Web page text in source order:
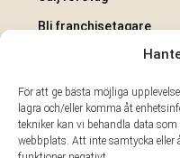
För att ge bästa möjliga
lagra och/eller komma åt
tekniker kan vi behandla data
webbplats. Att inte samtycka eller
Bli franchisetagare
Integritetspolicy
Cookiepolicy
AI-information och